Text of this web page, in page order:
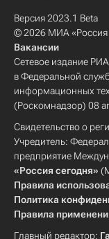
Версия 2023.1 Beta
© 2026 МИА «Россия
Вакансии
Сетевое издание
в Федеральной
информационных
(Роскомнадзор) 08
Свидетельство о
Учредитель:
предприятие
«Россия сегодня»
Правила
Политика
Правила
Главный редактор: